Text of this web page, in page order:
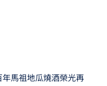
年馬祖地瓜燒酒榮光再